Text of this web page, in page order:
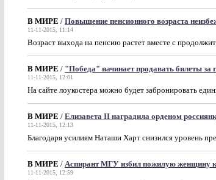
В МИРЕ / Повышение пенсионного возраста
11-11-2015, 11:14
Возраст выхода на пенсию растет вместе с
В МИРЕ / "Победа" начинает продавать билеты за
11-11-2015, 12:01
На сайте лоукостера можно будет забронировать
В МИРЕ / Елизавета II наградила орденом
11-11-2015, 12:13
Благодаря усилиям Наташи Харт снизился уровень
В МИРЕ / Аспирант МГУ избил пожилую женщину
11-11-2015, 12:59